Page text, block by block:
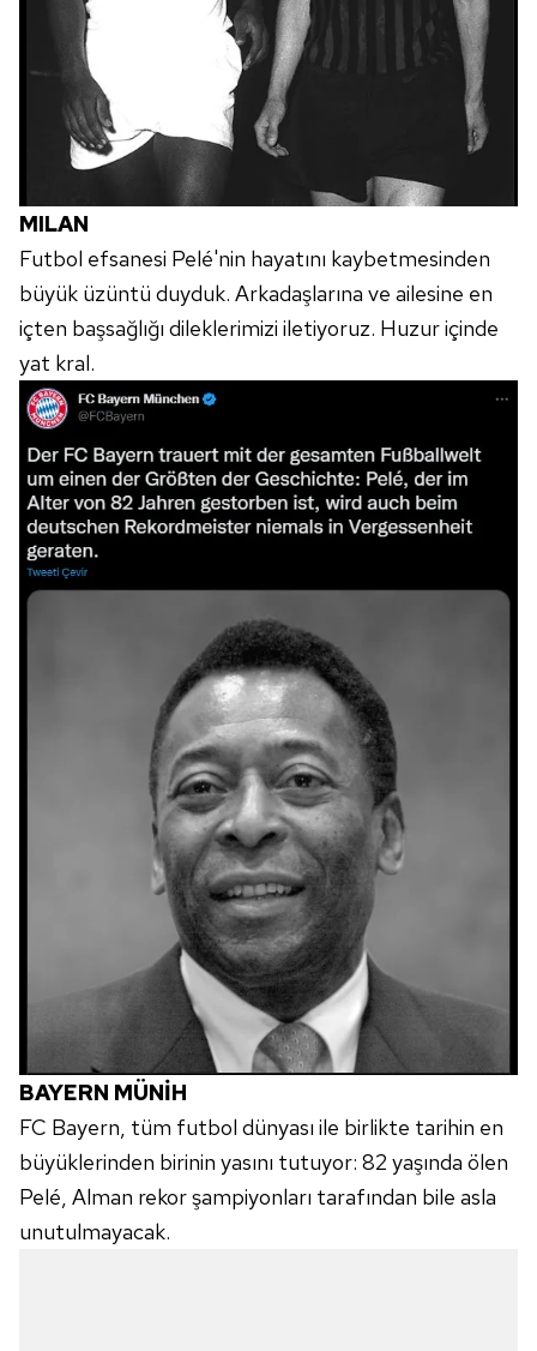
MILAN
Futbol efsanesi Pelé'nin hayatını kaybetmesinden
büyük üzüntü duyduk. Arkadaşlarına ve ailesine en
içten başsağlığı dileklerimizi iletiyoruz. Huzur içinde
yat kral.
BAYERN MÜNİH
FC Bayern, tüm futbol dünyası ile birlikte tarihin en
büyüklerinden birinin yasını tutuyor: 82 yaşında ölen
Pelé, Alman rekor şampiyonları tarafından bile asla
unutulmayacak.